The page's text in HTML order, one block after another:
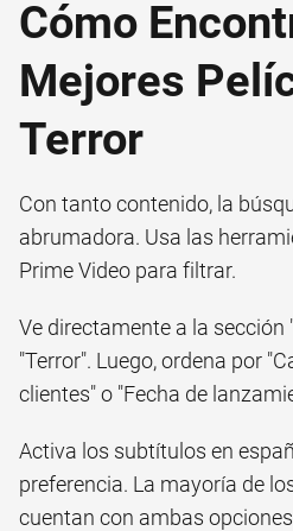
Cómo
Mejores
Terror
Con tanto contenido, la
abrumadora. Usa las
Prime Video para filtrar.
Ve directamente a la sección
"Terror". Luego, ordena por
clientes" o "Fecha de
Activa los subtítulos en
preferencia. La mayoría de
cuentan con ambas